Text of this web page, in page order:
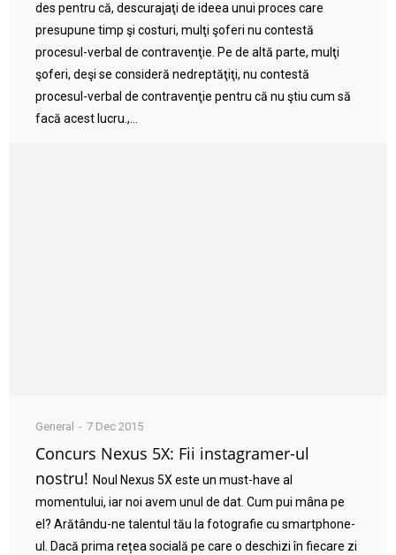
des pentru că, descurajaţi de ideea unui proces care
presupune timp şi costuri, mulţi şoferi nu contestă
procesul-verbal de contravenţie. Pe de altă parte, mulţi
şoferi, deşi se consideră nedreptăţiţi, nu contestă
procesul-verbal de contravenţie pentru că nu ştiu cum să
facă acest lucru.,...
General 7 Dec 2015
Concurs Nexus 5X: Fii instagramer-ul
nostru! Noul Nexus 5X este un must-have al
momentului, iar noi avem unul de dat. Cum pui mâna pe
el? Arătându-ne talentul tău la fotografie cu smartphone-
ul. Dacă prima rețea socială pe care o deschizi în fiecare zi